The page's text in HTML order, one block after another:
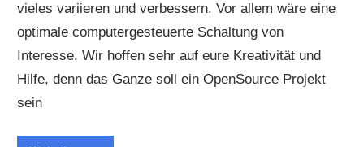
vieles variieren und verbessern. Vor allem wäre eine
optimale computergesteuerte Schaltung von
Interesse. Wir hoffen sehr auf eure Kreativität und
Hilfe, denn das Ganze soll ein OpenSource Projekt
sein